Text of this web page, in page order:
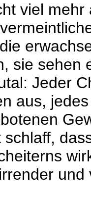
viel
sie sehen
Jeder
aus,